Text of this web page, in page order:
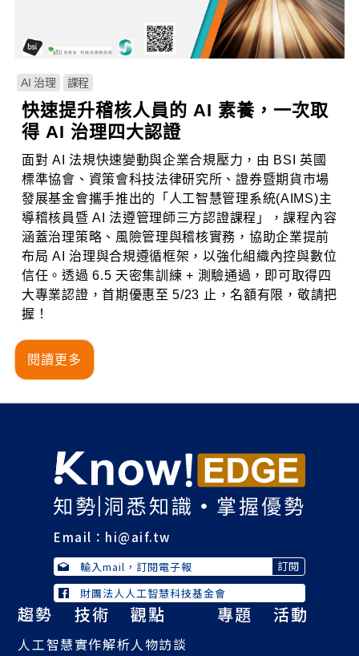
AI 治理 課程
快速提升稽核人員的 AI 素養，一次取
得 AI 治理四大認證
面對 AI 法規快速變動與企業合規壓力，由 BSI 英國
標準協會、資策會科技法律研究所、證券暨期貨市場
發展基金會攜手推出的「人工智慧管理系統(AIMS)主
導稽核員暨 AI 法遵管理師三方認證課程」，課程內容
涵蓋治理策略、風險管理與稽核實務，協助企業提前
布局 AI 治理與合規遵循框架，以強化組織內控與數位
信任。透過 6.5 天密集訓練 + 測驗通過，即可取得四
大專業認證，首期優惠至 5/23 止，名額有限，敬請把
握！
閱讀更多
Email： hi@aif.tw
財團法人人工智慧科技基金會
趨勢
人工智慧
技術
實作解析
觀點
人物訪談
專題 活動